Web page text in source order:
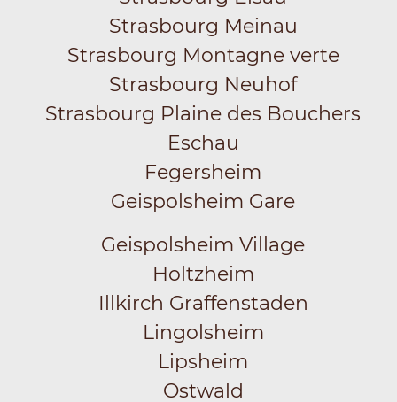
Strasbourg Meinau
Strasbourg Montagne verte
Strasbourg Neuhof
Strasbourg Plaine des Bouchers
Eschau
Fegersheim
Geispolsheim Gare
Geispolsheim Village
Holtzheim
Illkirch Graffenstaden
Lingolsheim
Lipsheim
Ostwald